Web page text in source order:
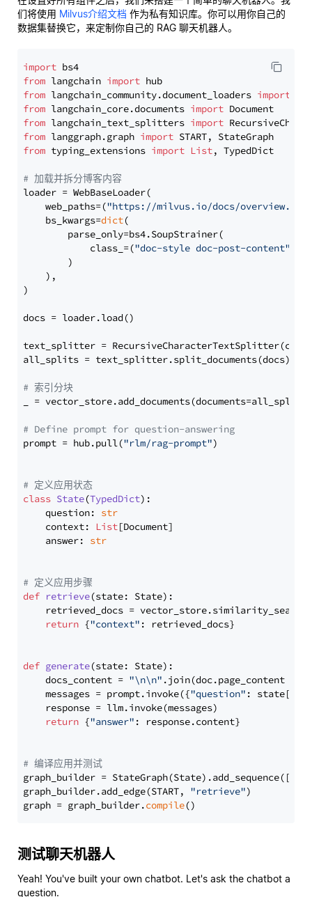
们将使用 Milvus介绍文档 作为私有知识库。你可以用你自己的
数据集替换它，来定制你自己的 RAG 聊天机器人。
import
from langchain import
from langchain_community.document_loaders import
from langchain_core.documents import
from langchain_text_splitters import
from langgraph.graph import
from typing_extensions import List, TypedDict
# 加载并拆分博客内容
loader = WebBaseLoader(
    web_paths=(
"https://milvus.io/docs/overview.md"
    bs_kwargs=
dict(
        parse_only=bs4.SoupStrainer(
            class_=(
"doc-style doc-post-content"
        )
    ),
)
docs = loader.load()
text_splitter =
all_splits = text_splitter.split_documents(docs)
# 索引分块
_ = vector_store.add_documents(documents=all_splits)
# Define prompt for question-answering
prompt = hub.pull("rlm/rag-prompt")
# 定义应用状态
class State(TypedDict):
    question:
str
    context:
List[Document]
    answer:
str
# 定义应用步骤
def retrieve(state: State):
retrieved_docs =
return {"context" : retrieved_docs}
def generate(state: State):
    docs_content =
"\n\n" .join(doc.page_content
    messages = prompt.invoke({
"question" : state[
    response = llm.invoke(messages)
return {"answer" : response.content}
# 编译应用并测试
graph_builder =
graph_builder.add_edge(START, "retrieve")
graph = graph_builder.compile
测试聊天机器人
Yeah! You've built your own chatbot. Let's ask the chatbot a
question.